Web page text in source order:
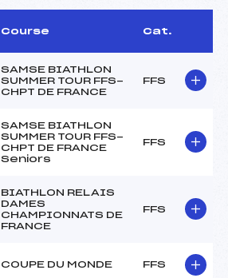
Course Cat.
SAMSE BIATHLON
SUMMER TOUR FFS-
CHPT DE FRANCE
FFS
SAMSE BIATHLON
SUMMER TOUR FFS-
CHPT DE FRANCE
Seniors
FFS
BIATHLON RELAIS
DAMES
CHAMPIONNATS DE
FRANCE
FFS
COUPE DU MONDE FFS